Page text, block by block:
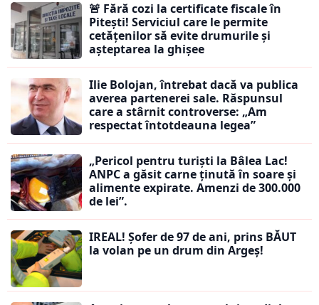
🚨 Fără cozi la certificate fiscale în
Pitești! Serviciul care le permite
cetățenilor să evite drumurile și
așteptarea la ghișee
Ilie Bolojan, întrebat dacă va publica
averea partenerei sale. Răspunsul
care a stârnit controverse: „Am
respectat întotdeauna legea”
„Pericol pentru turiști la Bâlea Lac!
ANPC a găsit carne ținută în soare și
alimente expirate. Amenzi de 300.000
de lei”.
IREAL! Șofer de 97 de ani, prins BĂUT
la volan pe un drum din Argeș!